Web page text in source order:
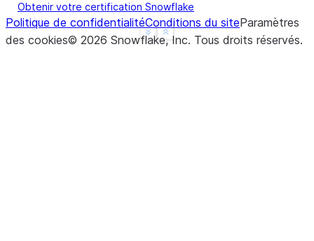
Show less
See more
Obtenir votre certification Snowflake
Politique de confidentialitéConditions du siteParamètres
des cookies© 2026 Snowflake, Inc. Tous droits réservés.